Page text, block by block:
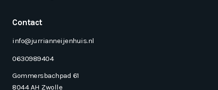
Contact
info@jurrianneijenhuis.nl
0630989404
Gommersbachpad 61
8044 AH Zwolle